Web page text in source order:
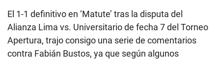
El 1-1 definitivo en ‘Matute’ tras la disputa del
Alianza Lima vs. Universitario de fecha 7 del Torneo
Apertura, trajo consigo una serie de comentarios
contra Fabián Bustos, ya que según algunos